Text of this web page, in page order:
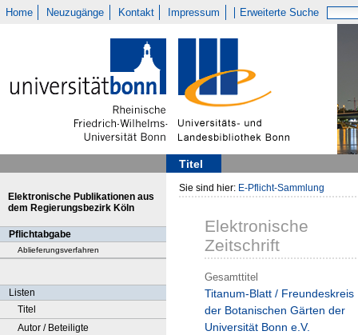
Home Neuzugänge Kontakt Impressum Erweiterte Suche
Titel
Elektronische Publikationen aus
dem Regierungsbezirk Köln
Pflichtabgabe
Ablieferungsverfahren
Listen
Titel
Autor / Beteiligte
Sie sind hier: E-Pflicht-Sammlung
Elektronische
Zeitschrift
Gesamttitel
Titanum-Blatt / Freundeskreis
der Botanischen Gärten der
Universität Bonn e.V.